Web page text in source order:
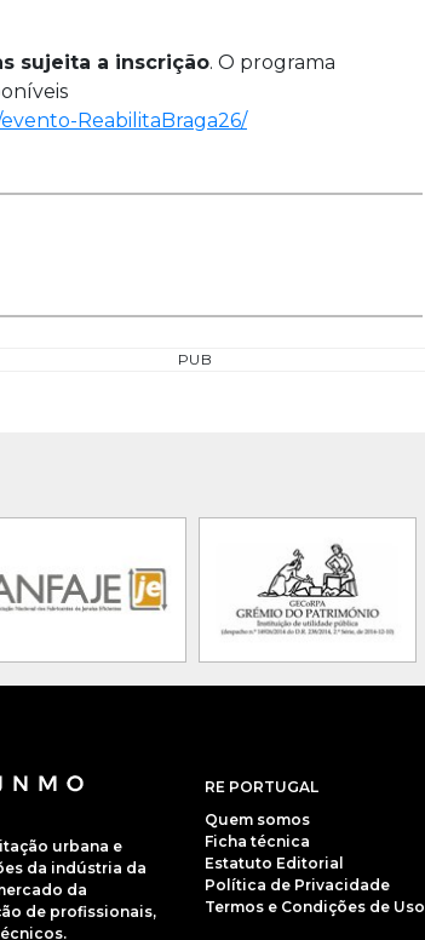
sujeita a inscrição. O programa
ReabilitaBraga26/
PUB
urbana e
da indústria da
da
de profissionais,
RE PORTUGAL
Quem somos
Ficha técnica
Estatuto Editorial
Política de Privacidade
Termos e Condições de Uso